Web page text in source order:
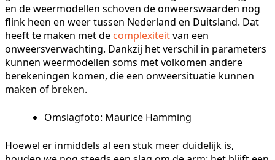
en de weermodellen schoven de onweerswaarden nog
flink heen en weer tussen Nederland en Duitsland. Dat
heeft te maken met de complexiteitvan een
onweersverwachting. Dankzij het verschil in parameters
kunnen weermodellen soms met volkomen andere
berekeningen komen, die een onweersituatie kunnen
maken of breken.
Omslagfoto: Maurice Hamming
Hoewel er inmiddels al een stuk meer duidelijk is,